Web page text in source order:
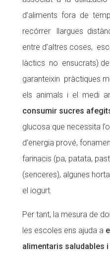
d’aliments fora de
recórrer llargues
entre d’altres coses,
làctics no ensucrats)
garanteixin pràctiques
els animals i el medi
consumir sucres
glucosa que necessita
d’energia prové,
farinacis (pa, patata,
(senceres), algunes
el iogurt.
Per tant, la mesura de
les escoles ens ajuda a
alimentaris saludables